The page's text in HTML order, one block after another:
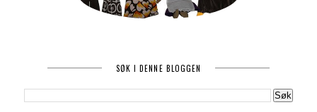
SØK I DENNE BLOGGEN